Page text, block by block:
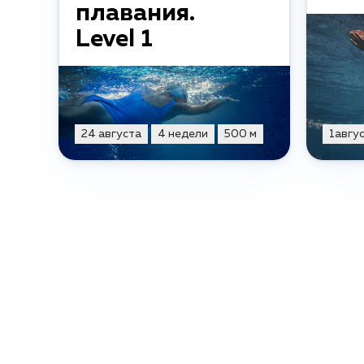
плавания.
Level 1
24 августа 4 недели 500 м